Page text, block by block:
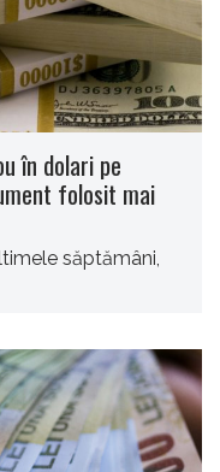
în dolari pe
folosit mai
săptămâni,